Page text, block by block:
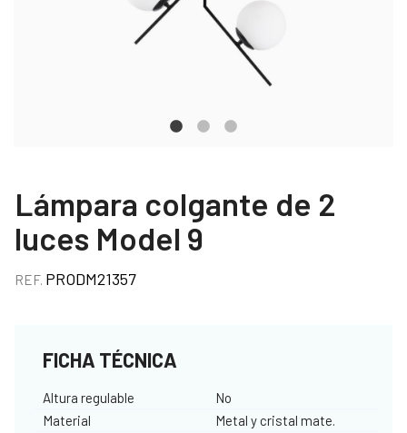
Lámpara colgante de 2
luces Model 9
REF. PRODM21357
FICHA TÉCNICA
Altura regulable
No
Material
Metal y cristal mate.